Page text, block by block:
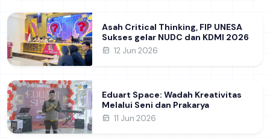
Asah Critical Thinking, FIP UNESA
Sukses gelar NUDC dan KDMI 2026
12 Jun 2026
Eduart Space: Wadah Kreativitas
Melalui Seni dan Prakarya
11 Jun 2026